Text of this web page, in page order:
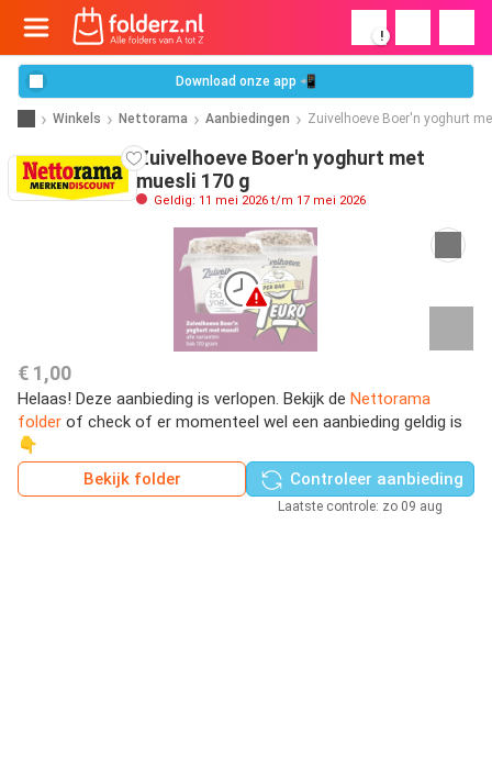
!
Download onze app 📲
Winkels Nettorama Aanbiedingen Zuivelhoeve Boer'n yoghurt
Zuivelhoeve Boer'n yoghurt met
muesli 170 g
Geldig: 11 mei 2026 t/m 17 mei 2026
€ 1,00
Helaas! Deze aanbieding is verlopen. Bekijk de Nettorama
folder of check of er momenteel wel een aanbieding geldig is
👇
Bekijk folder
Controleer aanbieding
Laatste controle: zo 09 aug